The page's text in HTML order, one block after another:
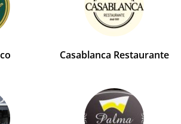
Casablanca Restaurante